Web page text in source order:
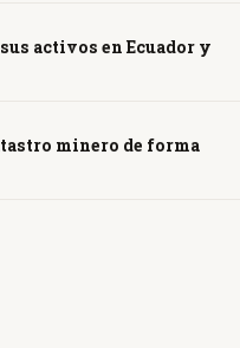
activos en Ecuador y
minero de forma